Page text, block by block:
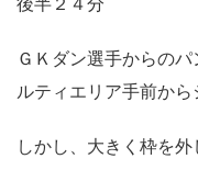
ＧＫダン選手からの
ルティエリア手前から
しかし、大きく枠を外